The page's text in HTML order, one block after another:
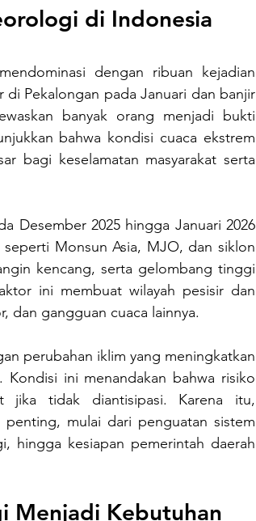
di Indonesia
Pekalongan pada Januari dan banjir
banyak orang menjadi bukti
bahwa kondisi cuaca ekstrem
bagi keselamatan masyarakat serta
Monsun Asia, MJO, dan siklon
kencang, serta gelombang tinggi
ini membuat wilayah pesisir dan
dan gangguan cuaca lainnya.
ini menandakan bahwa risiko
jika tidak diantisipasi. Karena itu,
penting, mulai dari penguatan sistem
hingga kesiapan pemerintah daerah
Menjadi Kebutuhan